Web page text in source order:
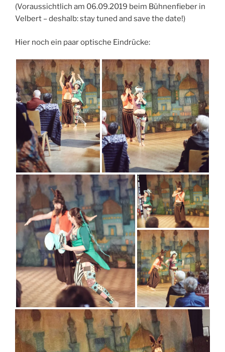
(Voraussichtlich am 06.09.2019 beim Bühnenfieber in
Velbert – deshalb: stay tuned and save the date!)
Hier noch ein paar optische Eindrücke: